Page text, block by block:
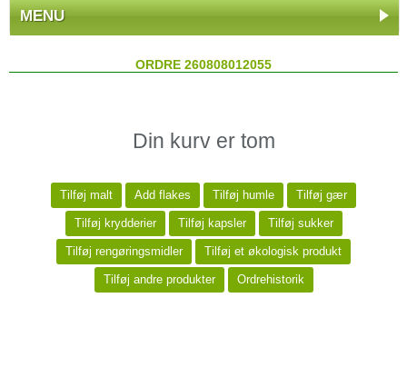
MENU
ORDRE 260808012055
Din kurv er tom
Tilføj malt Add flakes Tilføj humle Tilføj gær
Tilføj krydderier Tilføj kapsler Tilføj sukker
Tilføj rengøringsmidler Tilføj et økologisk produkt
Tilføj andre produkter Ordrehistorik